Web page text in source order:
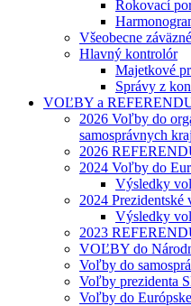
Rokovací
Všeobecne
Hlavný kontrolór
Majetkové
Správy z
VOĽBY a
2026 Voľby do
samosprávnych
2026
2024 Voľby do
Výsledky
2024
Výsledky
2023
VOĽBY do
Voľby do
Voľby prezidenta
Voľby do